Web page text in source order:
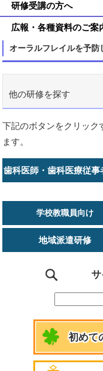
研修受講の方へ
広報・各種資料のご案
オーラルフレイルを予防
他の研修を探す
下記のボタンをクリック
ます。
歯科医師・歯科医療従事
学校教職員向け
地域派遣研修
初めて